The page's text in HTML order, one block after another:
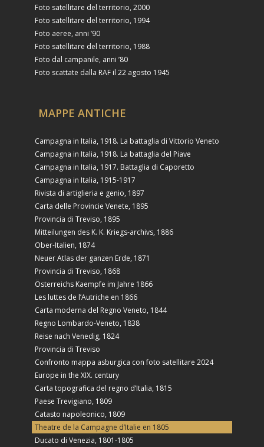
Foto satellitare del territorio, 2000
Foto satellitare del territorio, 1994
Foto aeree, anni ’90
Foto satellitare del territorio, 1988
Foto dal campanile, anni ’80
Foto scattate dalla RAF il 22 agosto 1945
MAPPE ANTICHE
Campagna in Italia, 1918. La battaglia di Vittorio Veneto
Campagna in Italia, 1918. La battaglia del Piave
Campagna in Italia, 1917. Battaglia di Caporetto
Campagna in Italia, 1915-1917
Rivista di artiglieria e genio, 1897
Carta delle Provincie Venete, 1895
Provincia di Treviso, 1895
Mitteilungen des K. K. Kriegs-archivs, 1886
Ober-Italien, 1874
Neuer Atlas der ganzen Erde, 1871
Provincia di Treviso, 1868
Österreichs Kaempfe im Jahre 1866
Les luttes de l’Autriche en 1866
Carta moderna del Regno Veneto, 1844
Regno Lombardo-Veneto, 1838
Reise nach Venedig, 1824
Provincia di Treviso
Confronto mappa asburgica con foto satellitare 2024
Europe in the XIX. century
Carta topografica del regno d’Italia, 1815
Paese Trevigiano, 1809
Catasto napoleonico, 1809
Theatre de la Campagne d’Italie en 1805
Ducato di Venezia, 1801-1805